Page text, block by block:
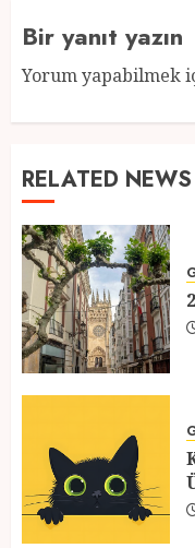
Bir yanıt yazın
Yorum yapabilmek
RELATED NEWS